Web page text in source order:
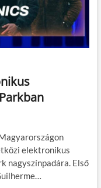
elektronikus
nagyszínpadára. Első